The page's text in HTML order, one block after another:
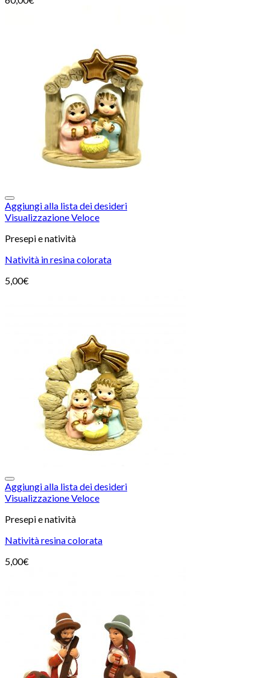
Aggiungi alla lista dei desideri
Visualizzazione Veloce
Presepi e natività
Natività in resina colorata
5,00€
Aggiungi alla lista dei desideri
Visualizzazione Veloce
Presepi e natività
Natività resina colorata
5,00€